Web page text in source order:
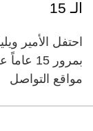
الـ 15
احتفل الأمير
بمرور
مواقع التواصل